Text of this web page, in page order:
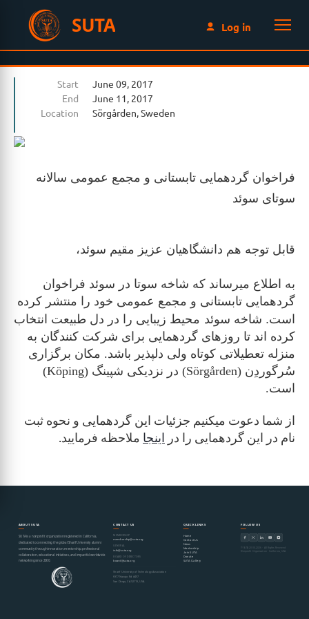
SUTA Log in
Start
June 09, 2017
End
June 11, 2017
Location
Sörgården, Sweden
فراخوان گردهمايی تابستانی و مجمع عمومی سالانه
سوتای سوئد
قابل توجه هم دانشگاهیان عزیز مقیم سوئد،
به اطلاع میرساند که شاخه سوتا در سوئد فراخوان
گردهمایی تابستانی و مجمع عمومی خود را منتشر کرده
است. شاخه سوئد محيط زيبايی را در دل طبيعت انتخاب
کرده اند تا روزهای گردهمايی برای شرکت کنندگان به
منزله تعطيلاتی کوتاه ولی دلپذير باشد. مکان برگزاری
سُرگوردِن (Sörgården) در نزديکی شپينگ (Köping)
است.
از شما دعوت میکنیم جزئیات این گردهمایی و نحوه ثبت
نام در این گردهمایی را در اینجا ملاحظه فرمایید.
ABOUT SUTA
SUTA is a nonprofit organization registered in California,
dedicated to connecting the global Sharif University alumni
community through innovation, mentorship, professional
collaboration, educational initiatives, and impactful worldwide
networking since 2000.
CONTACT US
MEMBERSHIP
membership@suta.org
GENERAL
info@suta.org
BOARD OF DIRECTORS
board@suta.org
Sharif University of Technology Association
6977 Navajo Rd #497
San Diego, CA 92119, USA
QUICK LINKS
Home
Contact Us
News
Mentorship
Join SUTA
Donate
SUTA Gallery
FOLLOW US
© SUTA 2000–2026 · All Rights Reserved
Nonprofit Organization · California, USA